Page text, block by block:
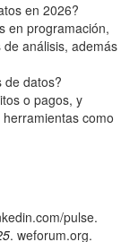
en 2026?
en programación,
análisis, además
de datos?
o pagos, y
como
pulse.
. weforum.org.